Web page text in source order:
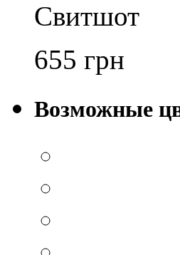
Свитшот
655 грн
Возможные